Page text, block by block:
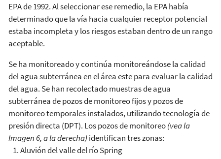
EPA de 1992. Al seleccionar ese remedio, la EPA había
determinado que la vía hacia cualquier receptor potencial
estaba incompleta y los riesgos estaban dentro de un rango
aceptable.
Se ha monitoreado y continúa monitoreándose la calidad
del agua subterránea en el área este para evaluar la calidad
del agua. Se han recolectado muestras de agua
subterránea de pozos de monitoreo fijos y pozos de
monitoreo temporales instalados, utilizando tecnología de
presión directa (DPT). Los pozos de monitoreo(vea la
Imagen 6, a la derecha) identifican tres zonas:
Aluvión del valle del río Spring